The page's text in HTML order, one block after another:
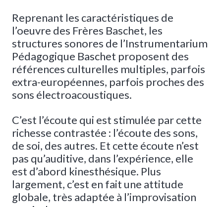
Reprenant les caractéristiques de
l’oeuvre des Frères Baschet, les
structures sonores de l’Instrumentarium
Pédagogique Baschet proposent des
références culturelles multiples, parfois
extra-européennes, parfois proches des
sons électroacoustiques.
C’est l’écoute qui est stimulée par cette
richesse contrastée : l’écoute des sons,
de soi, des autres. Et cette écoute n’est
pas qu’auditive, dans l’expérience, elle
est d’abord kinesthésique. Plus
largement, c’est en fait une attitude
globale, très adaptée à l’improvisation